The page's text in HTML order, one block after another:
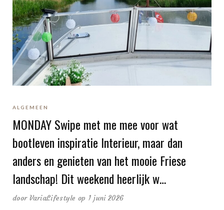
ALGEMEEN
MONDAY Swipe met me mee voor wat
bootleven inspiratie Interieur, maar dan
anders en genieten van het mooie Friese
landschap! Dit weekend heerlijk w…
door VariaLifestyle op 1 juni 2026